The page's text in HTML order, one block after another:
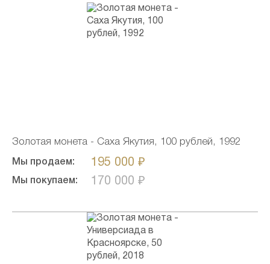
Золотая монета - Саха Якутия, 100 рублей, 1992
Мы продаем: 195 000 ₽
Мы покупаем: 170 000 ₽